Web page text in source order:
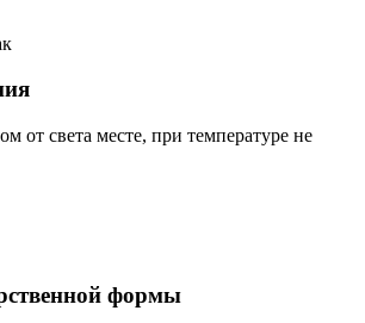
от света месте, при температуре не
формы